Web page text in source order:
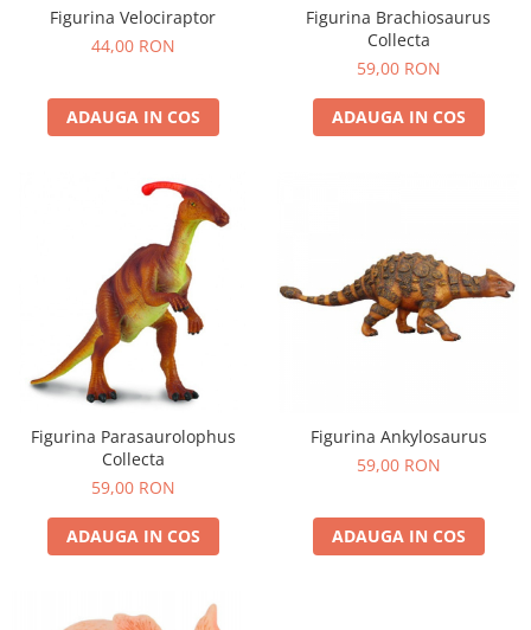
Figurina Velociraptor
44,00 RON
ADAUGA IN COS
Figurina Brachiosaurus
Collecta
59,00 RON
ADAUGA IN COS
Figurina Parasaurolophus
Collecta
59,00 RON
ADAUGA IN COS
Figurina Ankylosaurus
59,00 RON
ADAUGA IN COS